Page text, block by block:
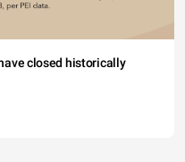
closed historically